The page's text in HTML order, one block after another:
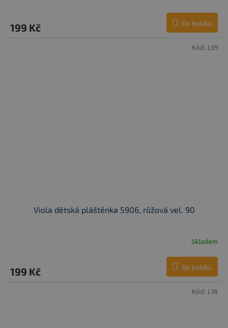
199 Kč Do košíku
Viola dětská pláštěnka 5906, růžová vel. 90
Skladem
199 Kč Do košíku
Kód: 139
Kód: 138